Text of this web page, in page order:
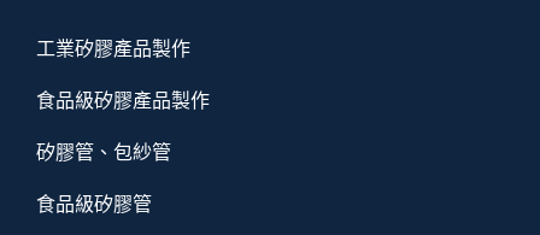
工業矽膠產品製作
食品級矽膠產品製作
矽膠管、包紗管
食品級矽膠管